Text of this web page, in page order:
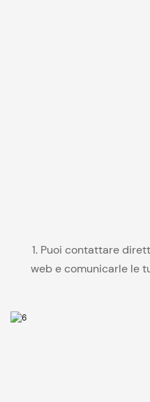
1. Puoi contattare
web e comunicarle le